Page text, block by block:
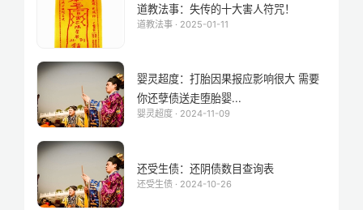
道教法事：失传的十大害人符咒！
道教法事 · 2025-01-11
婴灵超度：打胎因果报应影响很大 需要
你还孽债送走堕胎婴...
婴灵超度 · 2024-11-09
还受生债：还阴债数目查询表
还受生债 · 2024-10-26